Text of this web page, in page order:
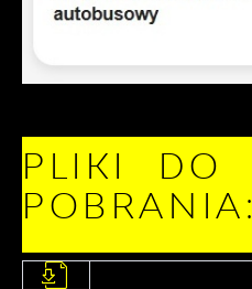
PLIKI DO
POBRANIA: